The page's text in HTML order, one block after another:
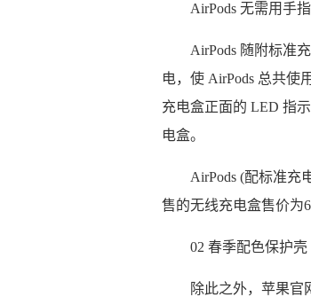
AirPods 无需用手
AirPods 随附标准
电，使 AirPods 总共使
充电盒正面的 LED 指
电盒。
AirPods (配标准充
售的无线充电盒售价为
02 春季配色保护壳
除此之外，苹果官